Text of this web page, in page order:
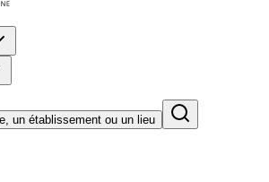
un établissement ou un lieu